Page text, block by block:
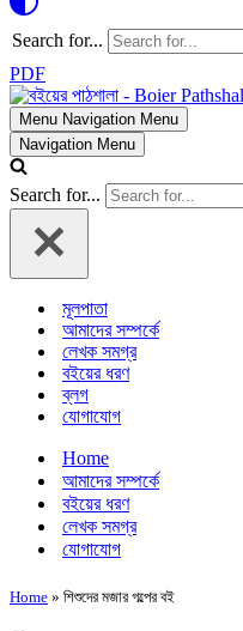
Search for...
PDF
Menu Navigation Menu
Navigation Menu
Search for...
মূলপাতা
আমাদের সম্পর্কে
লেখক সমগ্র
বইয়ের ধরণ
ব্লগ
যোগাযোগ
Home
আমাদের সম্পর্কে
বইয়ের ধরণ
লেখক সমগ্র
যোগাযোগ
Home » শিশুদের মজার গল্পের বই